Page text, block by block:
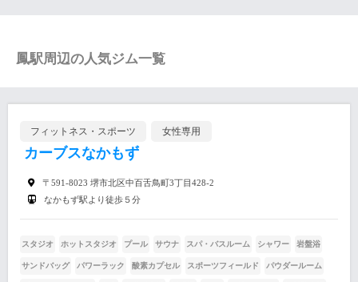
鳳駅周辺の人気ジム一覧
フィットネス・スポーツ 女性専用
カーブスなかもず
〒591-8023 堺市北区中百舌鳥町3丁目428-2
なかもず駅より徒歩５分
スタジオ ホットスタジオ プール サウナ スパ・バスルーム シャワー 岩盤浴
サンドバッグ パワーラック 酸素カプセル スポーツフィールド パウダールーム